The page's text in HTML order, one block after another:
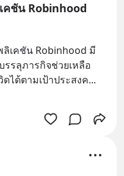
คชัน Robinhood
ลิเคชัน Robinhood มี
รรลุภารกิจช่วยเหลือ
ได้ตามเป้าประสงค